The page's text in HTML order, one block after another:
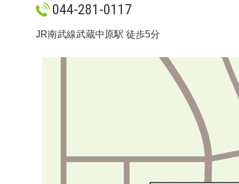
044-281-0117
JR南武線武蔵中原駅 徒歩5分